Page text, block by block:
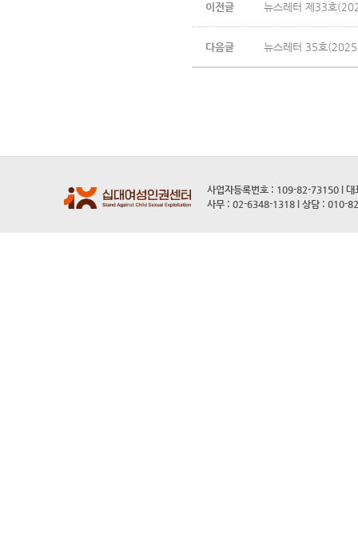
이전글 뉴스레터 제33호
다음글 뉴스레터 35호
사업자등록번호 : 109-82-73150 l 대
사무 : 02-6348-1318 l 상담 : 010-